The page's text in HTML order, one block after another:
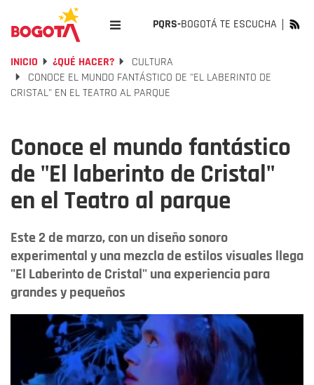
PQRS-BOGOTÁ TE ESCUCHA
INICIO ¿QUÉ HACER?
CULTURA
CONOCE EL MUNDO FANTÁSTICO DE "EL LABERINTO DE
CRISTAL" EN EL TEATRO AL PARQUE
Conoce el mundo fantástico
de "El laberinto de Cristal"
en el Teatro al parque
Este 2 de marzo, con un diseño sonoro
experimental y una mezcla de estilos visuales llega
"El Laberinto de Cristal" una experiencia para
grandes y pequeños